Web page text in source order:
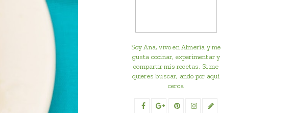
Soy Ana, vivo en Almería y me
gusta cocinar, experimentar y
compartir mis recetas. Si me
quieres buscar, ando por aquí
cerca